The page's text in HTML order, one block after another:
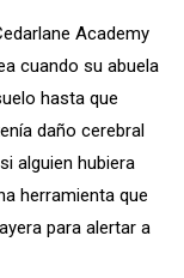
Academy
cuando su abuela
hasta que
daño cerebral
alguien hubiera
herramienta que
para alertar a